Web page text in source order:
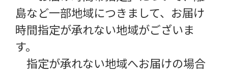
島など一部地域につきまして、お届け
時間指定が承れない地域がございま
す。
指定が承れない地域へお届けの場合